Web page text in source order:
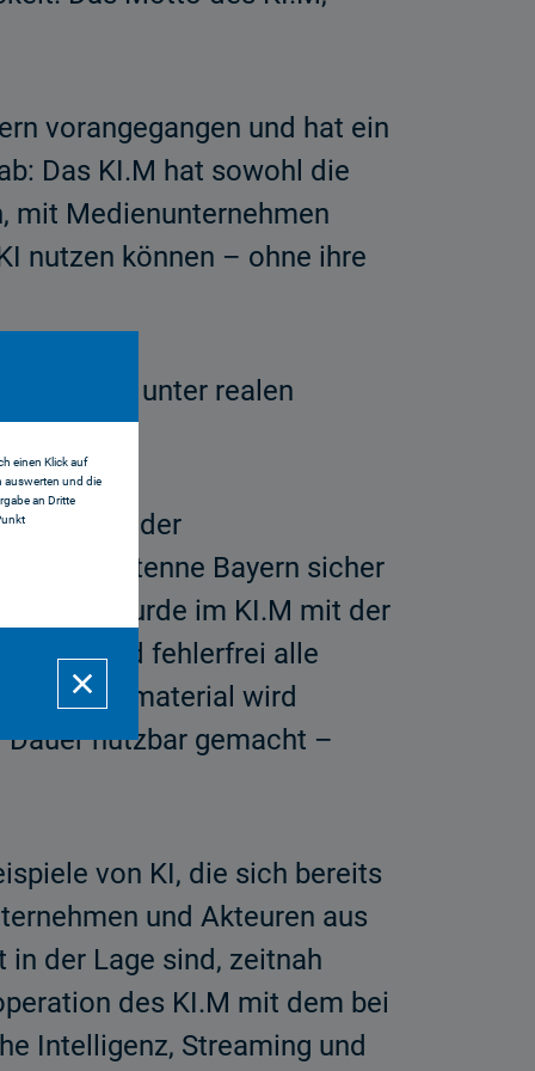
einen Klick auf
auswerten und die
an Dritte
vorangegangen und hat ein
Das KI.M hat sowohl die
mit Medienunternehmen
nutzen können – ohne ihre
unter realen
der
von Antenne Bayern sicher
wurde im KI.M mit der
fehlerfrei alle
Videomaterial wird
nutzbar gemacht –
von KI, die sich bereits
und Akteuren aus
der Lage sind, zeitnah
des KI.M mit dem bei
Intelligenz, Streaming und